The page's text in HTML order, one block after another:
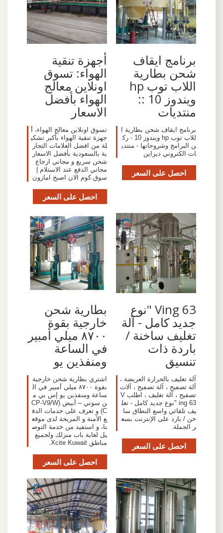
برنامج ايقاف
شحن بطارية
اللاب توب hp
ويندوز 10 ::
منتديات
برنامج ايقاف شحن بطارية ا
للاب توب hp ويندوز 10 - رك
ن البرامج وشروحاتها - منتدي
ات الكتروني ديزاين
احصل على السعر
أجهزة تنقية
الهواء: تسوق
اونلاين معالج
الهواء بأفضل
الاسعار
تسوق اونلاين معالج الهواء، أ
جهزة تنقية الهواء بأكبر تشكي
لة من افضل العلامات التجار
ية بالسعودية بأفضل الاسعار
شحن سريع و مجاني ارجاع
مجاني الدفع عند الاستلام |
سوق.كوم الان اصبح امازون
احصل على السعر
Ving 63 "نوع
جديد كامل - آلة
تغليف ساخنة /
باردة ذات
تنسيق
آلة تغليف بالحرارة العريضة ،
آلة تصفيح ، آلة تصفيح ، آلات
تصفيح ، آلة تغليف ، اطلب V
ing 63 "نوع جديد كامل - تغل
يف تلقائي واسع النطاق سا
خن / بارد على الإنترنت بسع
ر الجملة.
احصل على السعر
بطارية شحن
خارجية بقوة
٨٧٠٠ ميلي أمبير
في الساعة
ومنفذين يو
اشتري بطارية شحن خارجية
بقوة ٨٧٠٠ ميلي أمبير في ال
ساعة ومنفذين يو إس بي م
ن سوني – أبيض (CP-V9/W
C) و تعرف على خدمات الدف
ع الآمنة و المريحة لدى موقع
نا، و استفيد من خدمة التوص
يل لغاية باب منزلك ولجميع
مناطق Xcite Kuwait.
احصل على السعر